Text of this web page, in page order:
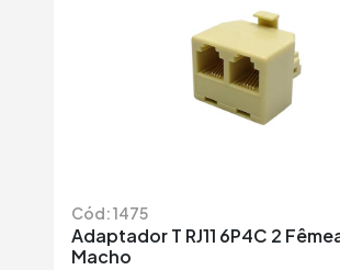
Cód: 1475
Adaptador T RJ11 6P4C 2
Macho